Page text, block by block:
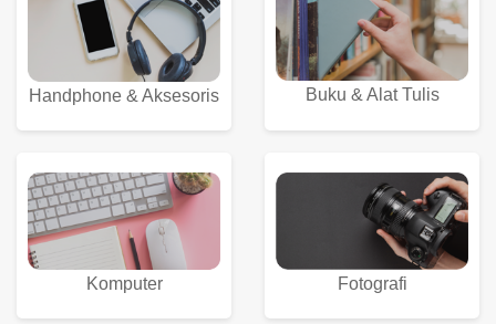
Handphone & Aksesoris Buku & Alat Tulis
Komputer Fotografi